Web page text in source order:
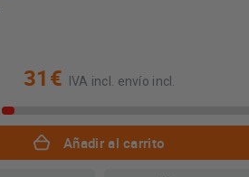
31€ IVA incl. envío incl.
Añadir al carrito